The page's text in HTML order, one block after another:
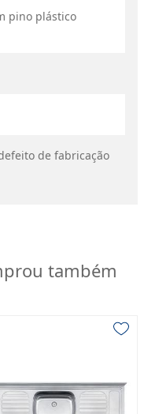
pino plástico
de fabricação
também